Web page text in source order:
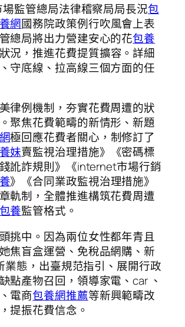
場監管總局法律稽察局局長況包
網國務院政策例行吹風會上表
總局將出力營建安心的花包養
況，推進花費提質擴容。詳細
守底線、拉高線三個方面的任
律例機制，夯實花費周遭的狀
聚焦花費範疇的新情形、新題
極回應花費者關心，制修訂了
妹賣監視治理措施》《密碼標
訛詐規則》《internet市場行銷
》《合同業政監視治理措施》
軌制，全體推進構筑花費周遭
包養監管格式。
挑中。因為兩位女性都年青且
焦盲盒運營、免稅品網購、新
業態，出臺規范指引、展開行政
點產物召回，領導家電、car 、
電商包養網推薦等新興範疇改
提振花費信念。